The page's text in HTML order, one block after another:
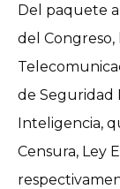
Del paquete
del Congreso,
de Seguridad
Inteligencia,
Censura, Ley